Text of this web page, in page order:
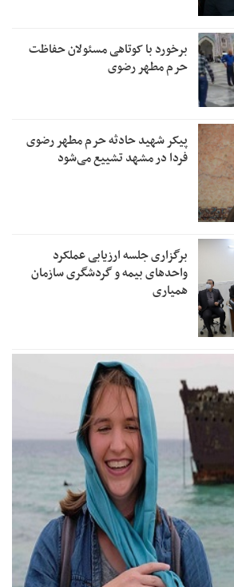
برخورد با کوتاهی مسئولان حفاظت
حرم مطهر رضوی
پیکر شهید حادثه حرم مطهر رضوی
فردا در مشهد تشییع می‌شود
برگزاری جلسه ارزیابی عملکرد
واحدهای بیمه و گردشگری سازمان
همیاری